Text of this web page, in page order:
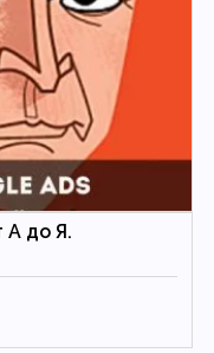
А до Я.